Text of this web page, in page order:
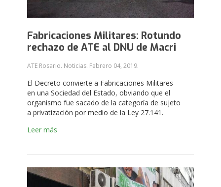
Fabricaciones Militares: Rotundo
rechazo de ATE al DNU de Macri
ATE Rosario. Noticias. Febrero 04, 2019.
El Decreto convierte a Fabricaciones Militares
en una Sociedad del Estado, obviando que el
organismo fue sacado de la categoría de sujeto
a privatización por medio de la Ley 27.141.
Leer más